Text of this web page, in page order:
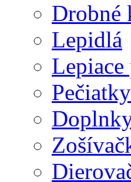
Drobné
Lepidlá
Lepiace
Pečiatky